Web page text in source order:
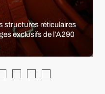
structures réticulaires
exclusifs de l’A290